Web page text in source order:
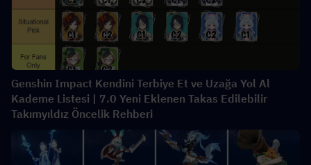
Genshin Impact Kendini Terbiye Et ve Uzağa Yol Al
Kademe Listesi | 7.0 Yeni Eklenen Takas Edilebilir
Takımyıldız Öncelik Rehberi